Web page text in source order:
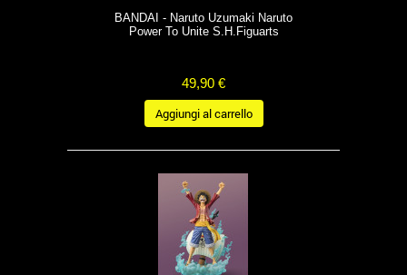
BANDAI - Naruto Uzumaki Naruto
Power To Unite S.H.Figuarts
49,90 €
Aggiungi al carrello